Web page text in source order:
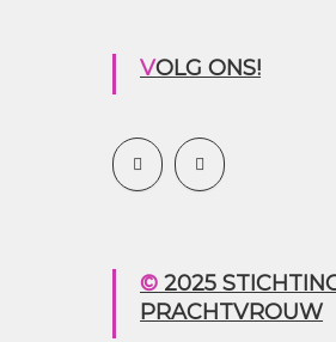
VOLG ONS!
© 2025 STICHTING
PRACHTVROUW